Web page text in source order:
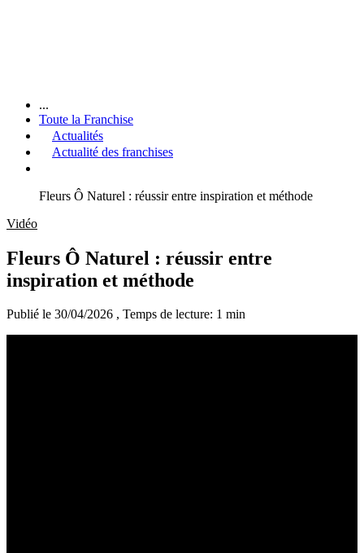
...
Toute la Franchise
Actualités
Actualité des franchises
Fleurs Ô Naturel : réussir entre inspiration et méthode
Vidéo
Fleurs Ô Naturel : réussir entre
inspiration et méthode
Publié le 30/04/2026 , Temps de lecture: 1 min